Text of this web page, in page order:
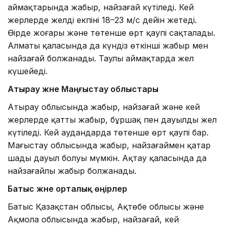
аймақтарында жаңбыр, найзағай күтіледі. Кей
жерлерде желдің екпіні 18–23 м/с дейін жетеді.
Өңірде жоғары және төтенше өрт қаупі сақталады.
Алматы қаласында да күндіз өткінші жаңбыр мен
найзағай болжанады. Таулы аймақтарда жел
күшейеді.
Атырау және Маңғыстау облыстары
Атырау облысында жаңбыр, найзағай және кей
жерлерде қатты жаңбыр, бұршақ пен дауылды жел
күтіледі. Кей аудандарда төтенше өрт қаупі бар.
Маңғыстау облысында жаңбыр, найзағаймен қатар
шаңды дауыл болуы мүмкін. Ақтау қаласында да
найзағайлы жаңбыр болжанады.
Батыс және орталық өңірлер
Батыс Қазақстан облысы, Ақтөбе облысы және
Ақмола облысында жаңбыр, найзағай, кей